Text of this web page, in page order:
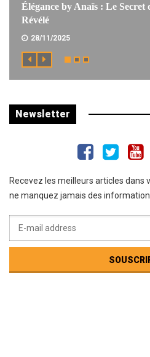
Élégance by Anaïs : Le Secret
Révélé
28/11/2025
Newsletter
Recevez les meilleurs articles dans
ne manquez jamais des